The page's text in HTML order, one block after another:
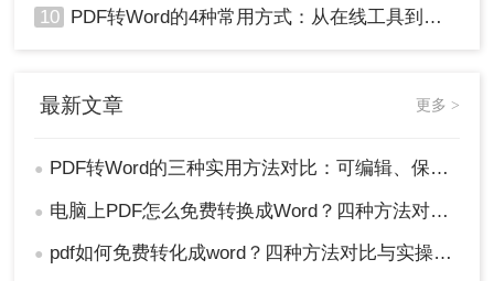
10 PDF转Word的4种常用方式：从在线工具到桌面软件全梳理！
最新文章 更多 >
● PDF转Word的三种实用方法对比：可编辑、保格式、避风险！
● 电脑上PDF怎么免费转换成Word？四种方法对比与实操指南（附详细表格）!
● pdf如何免费转化成word？四种方法对比与实操指南（附详细表格）